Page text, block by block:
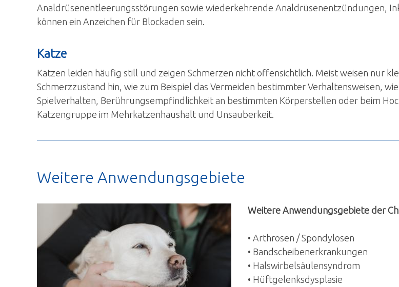
Analdrüsenentleerungsstörungen sowie wiederkehrende Analdrüsenentzündungen,
können ein Anzeichen für Blockaden sein.
Katze
Katzen leiden häufig still und zeigen Schmerzen nicht offensichtlich. Meist weisen nur
Schmerzzustand hin, wie zum Beispiel das Vermeiden bestimmter Verhaltensweisen,
Spielverhalten, Berührungsempfindlichkeit an bestimmten Körperstellen oder beim
Katzengruppe im Mehrkatzenhaushalt und Unsauberkeit.
Weitere Anwendungsgebiete
Weitere Anwendungsgebiete der
• Arthrosen / Spondylosen
• Bandscheibenerkrankungen
• Halswirbelsäulensyndrom
• Hüftgelenksdysplasie